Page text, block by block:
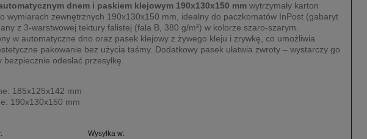
dnem i paskiem klejowym 190x130x150 mmwytrzymały karton
wymiarach zewnętrznych 190x130x150 mm, idealny do paczkomatów InPost (gabaryt
z 3-warstwowej tektury falistej (fala B, 380 g/m²) w kolorze szaro-szarym.
w automatyczne dno oraz pasek klejowy z żywego kleju i zrywkę, co umożliwia
pakowanie bez użycia taśmy. Dodatkowy pasek ułatwia zwroty – wystarczy go
bezpiecznie odesłać przesyłkę.
185x125x142 mm
190x130x150 mm
Wysyłka w: